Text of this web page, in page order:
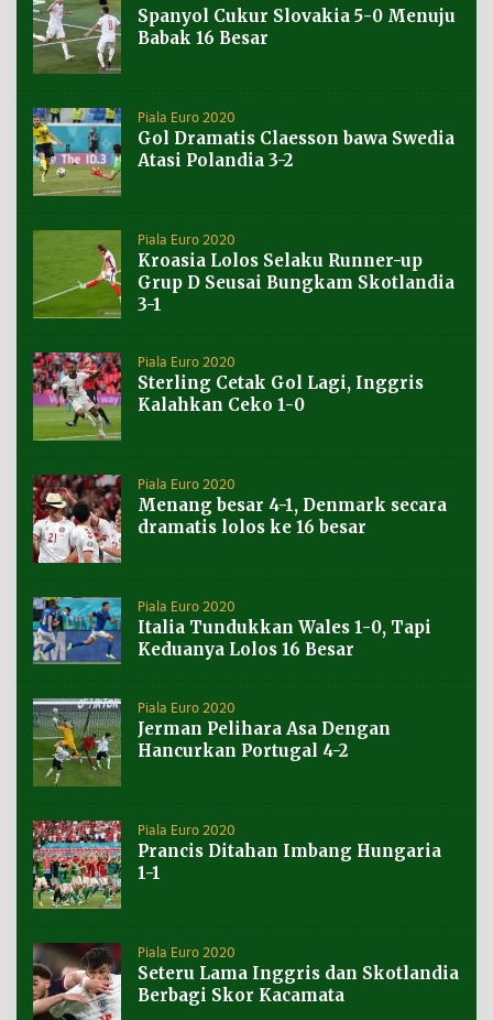
Spanyol Cukur Slovakia 5-0 Menuju
Babak 16 Besar
Piala Euro 2020
Gol Dramatis Claesson bawa Swedia
Atasi Polandia 3-2
Piala Euro 2020
Kroasia Lolos Selaku Runner-up
Grup D Seusai Bungkam Skotlandia
3-1
Piala Euro 2020
Sterling Cetak Gol Lagi, Inggris
Kalahkan Ceko 1-0
Piala Euro 2020
Menang besar 4-1, Denmark secara
dramatis lolos ke 16 besar
Piala Euro 2020
Italia Tundukkan Wales 1-0, Tapi
Keduanya Lolos 16 Besar
Piala Euro 2020
Jerman Pelihara Asa Dengan
Hancurkan Portugal 4-2
Piala Euro 2020
Prancis Ditahan Imbang Hungaria
1-1
Piala Euro 2020
Seteru Lama Inggris dan Skotlandia
Berbagi Skor Kacamata